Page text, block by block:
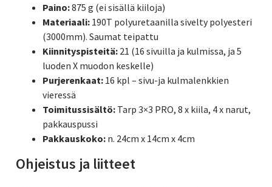
Paino:875 g (ei sisällä kiiloja)
Materiaali: 190T polyuretaanilla sivelty polyesteri
(3000mm). Saumat teipattu
Kiinnityspisteitä: 21 (16 sivuilla ja kulmissa, ja 5
luoden X muodon keskelle)
Purjerenkaat: 16 kpl – sivu-ja kulmalenkkien
vieressä
Toimitussisältö: Tarp 3×3 PRO, 8 x kiila, 4 x narut,
pakkauspussi
Pakkauskoko: n. 24cm x 14cm x 4cm
Ohjeistus ja liitteet